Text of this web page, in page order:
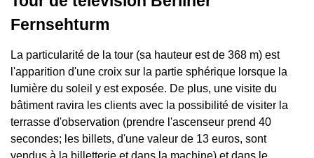
Fernsehturm
La particularité de la tour (sa hauteur est de 368 m) est
l'apparition d'une croix sur la partie sphérique lorsque la
lumière du soleil y est exposée. De plus, une visite du
bâtiment ravira les clients avec la possibilité de visiter la
terrasse d'observation (prendre l'ascenseur prend 40
secondes; les billets, d'une valeur de 13 euros, sont
vendus à la billetterie et dans la machine) et dans le